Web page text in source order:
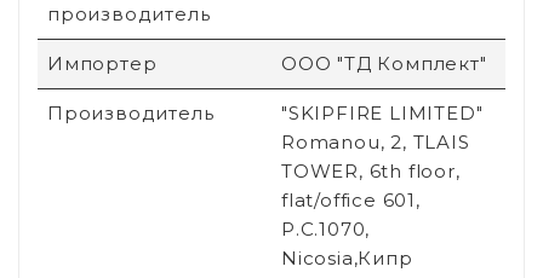
производитель
Импортер ООО "ТД Комплект"
Производитель
"SKIPFIRE LIMITED"
Romanou, 2, TLAIS
TOWER, 6th floor,
flat/office 601,
P.C.1070,
Nicosia,Кипр